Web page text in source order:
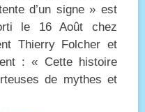
d’un signe » est
le 16 Août chez
Thierry Folcher et
: « Cette histoire
de mythes et